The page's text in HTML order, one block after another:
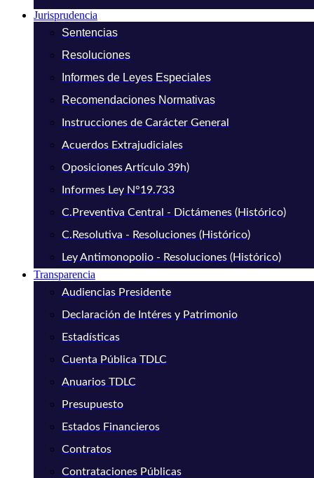
Jurisprudencia
Sentencias
Resoluciones
Informes de Leyes Especiales
Recomendaciones Normativas
Instrucciones de Carácter General
Acuerdos Extrajudiciales
Oposiciones Artículo 39h)
Informes Ley N°19.733
C.Preventiva Central - Dictámenes (Histórico)
C.Resolutiva - Resoluciones (Histórico)
Ley Antimonopolio - Resoluciones (Histórico)
Transparencia
Audiencias Presidente
Declaración de Intéres y Patrimonio
Estadísticas
Cuenta Pública TDLC
Anuarios TDLC
Presupuesto
Estados Financieros
Contratos
Contrataciones Públicas